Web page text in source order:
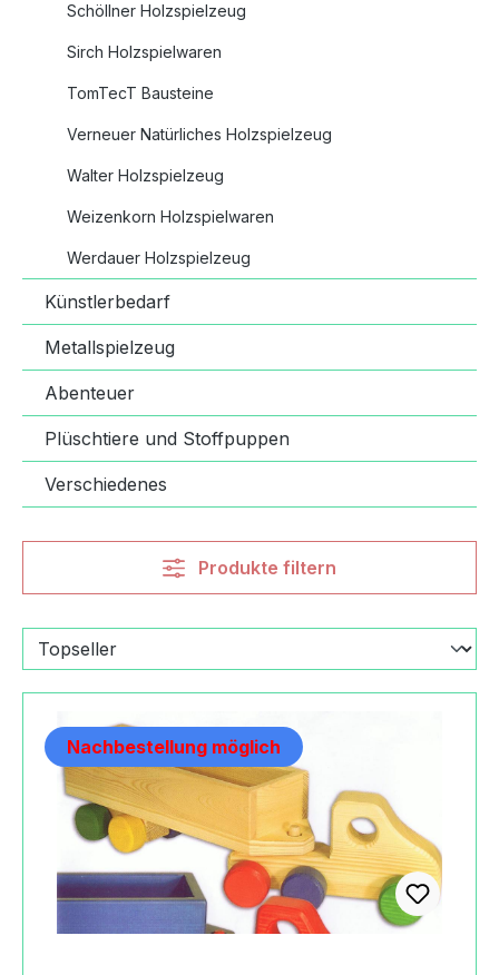
Schöllner Holzspielzeug
Sirch Holzspielwaren
TomTecT Bausteine
Verneuer Natürliches Holzspielzeug
Walter Holzspielzeug
Weizenkorn Holzspielwaren
Werdauer Holzspielzeug
Künstlerbedarf
Metallspielzeug
Abenteuer
Plüschtiere und Stoffpuppen
Verschiedenes
Produkte filtern
Nachbestellung möglich